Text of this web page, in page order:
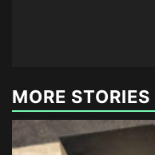
MORE STORIES